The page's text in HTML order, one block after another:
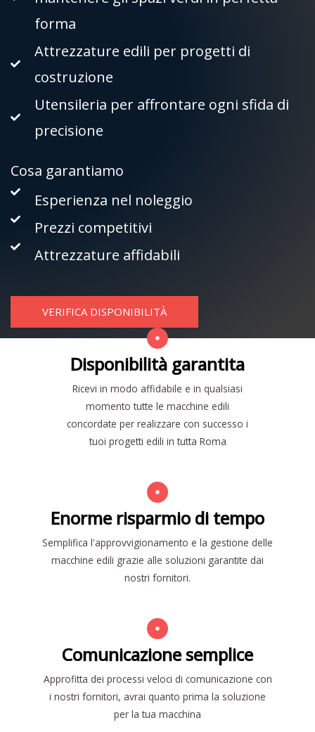
forma
Attrezzature edili per progetti di
costruzione
Utensileria per affrontare ogni sfida di
precisione
Cosa garantiamo
Esperienza nel noleggio
Prezzi competitivi
Attrezzature affidabili
VERIFICA DISPONIBILITÀ
Disponibilità garantita
Ricevi in modo affidabile e in qualsiasi
momento tutte le macchine edili
concordate per realizzare con successo i
tuoi progetti edili in tutta Roma
Enorme risparmio di tempo
Semplifica l'approvvigionamento e la gestione delle
macchine edili grazie alle soluzioni garantite dai
nostri fornitori.
Comunicazione semplice
Approfitta dei processi veloci di comunicazione con
i nostri fornitori, avrai quanto prima la soluzione
per la tua macchina